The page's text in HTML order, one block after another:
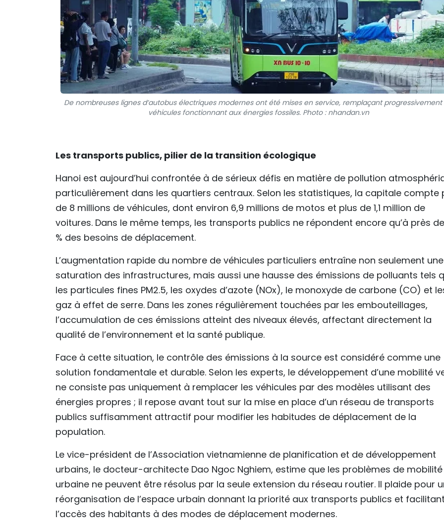
De nombreuses lignes d’autobus électriques modernes ont été mises en service, remplaçant progressivement
véhicules fonctionnant aux énergies fossiles. Photo : nhandan.vn
Les transports publics, pilier de la transition écologique
Hanoi est aujourd’hui confrontée à de sérieux défis en matière de pollution
particulièrement dans les quartiers centraux. Selon les statistiques, la capitale compte
de 8 millions de véhicules, dont environ 6,9 millions de motos et plus de 1,1 million de
voitures. Dans le même temps, les transports publics ne répondent encore qu’à près
% des besoins de déplacement.
L’augmentation rapide du nombre de véhicules particuliers entraîne non seulement une
saturation des infrastructures, mais aussi une hausse des émissions de polluants tels
les particules fines PM2.5, les oxydes d’azote (NOx), le monoxyde de carbone (CO) et
gaz à effet de serre. Dans les zones régulièrement touchées par les embouteillages,
l’accumulation de ces émissions atteint des niveaux élevés, affectant directement la
qualité de l’environnement et la santé publique.
Face à cette situation, le contrôle des émissions à la source est considéré comme une
solution fondamentale et durable. Selon les experts, le développement d’une mobilité
ne consiste pas uniquement à remplacer les véhicules par des modèles utilisant des
énergies propres ; il repose avant tout sur la mise en place d’un réseau de transports
publics suffisamment attractif pour modifier les habitudes de déplacement de la
population.
Le vice-président de l’Association vietnamienne de planification et de développement
urbains, le docteur-architecte Dao Ngoc Nghiem, estime que les problèmes de mobilité
urbaine ne peuvent être résolus par la seule extension du réseau routier. Il plaide pour
réorganisation de l’espace urbain donnant la priorité aux transports publics et facilitant
l’accès des habitants à des modes de déplacement modernes.